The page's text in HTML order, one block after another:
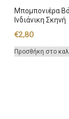
Μπομπονιέρα
Ινδιάνικη Σκηνή
€2,80
Προσθήκη στο